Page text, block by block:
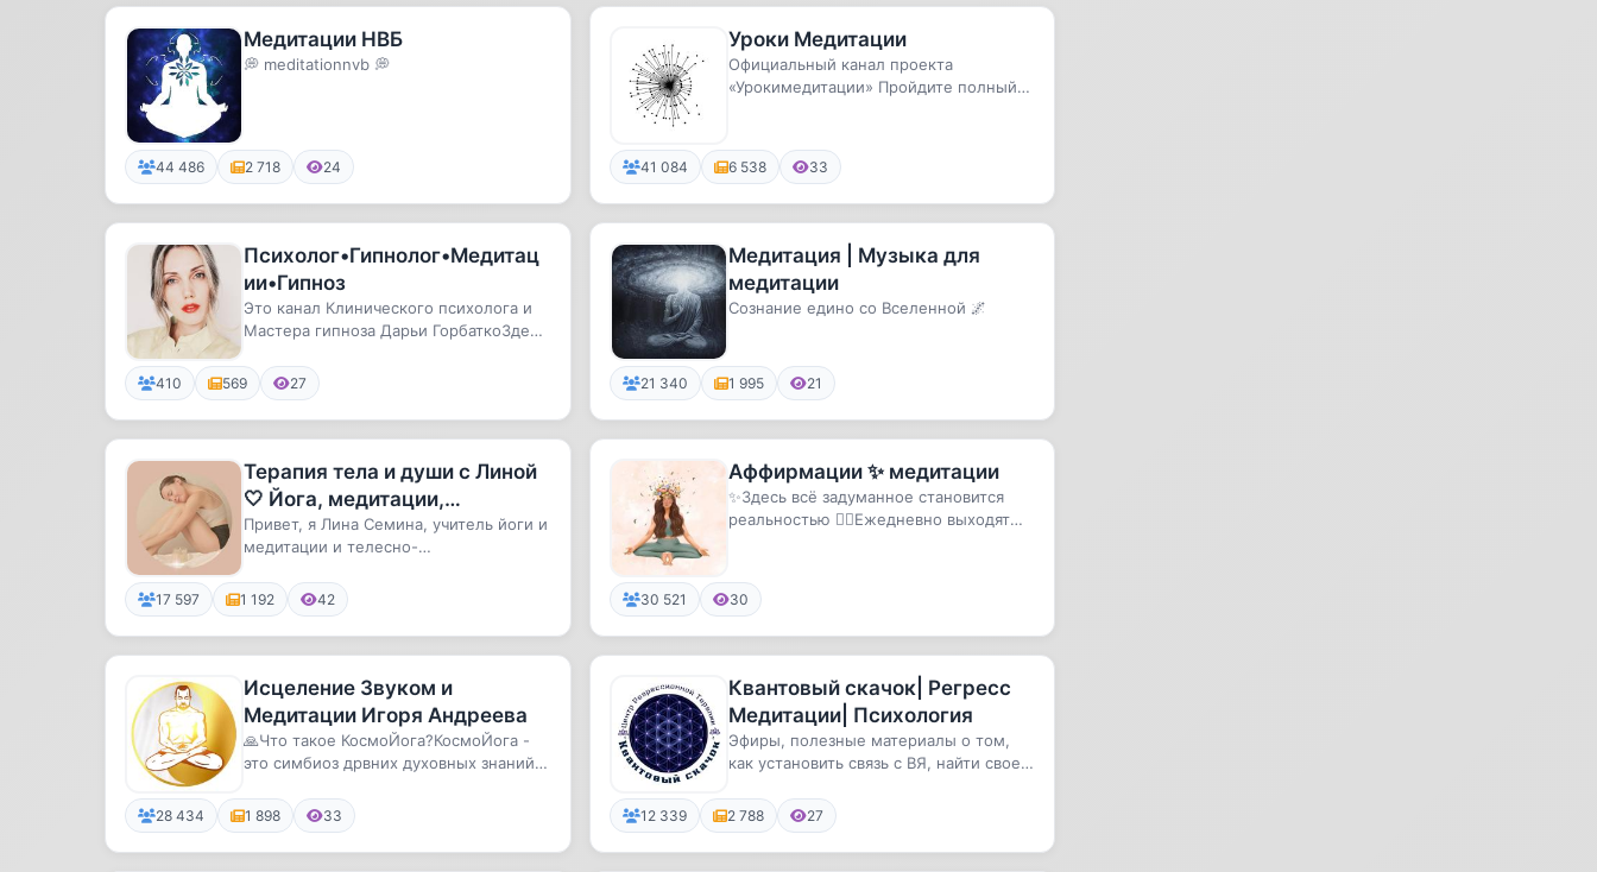
Медитации НВБ
💭 meditationnvb 💭
44 486 2 718 24
Уроки Медитации
Официальный канал проекта
«Урокимедитации» Пройдите полный
41 084 6 538 33
Психолог•Гипнолог•Медитац
ии•Гипноз
Это канал Клинического психолога и
Мастера гипноза Дарьи ГорбаткоЗдесь
410 569 27
Медитация | Музыка для
медитации
Сознание едино со Вселенной 🌌
21 340 1 995 21
Терапия тела и души с Линой
🤍 Йога, медитации,
осознанность
Привет, я Лина Семина, учитель йоги и
медитации и телесно-
канал...
17 597 1 192 42
Аффирмации ✨ медитации
✨Здесь всё задуманное становится
реальностью 🧘‍♀️Ежедневно выходят
30 521 30
Исцеление Звуком и
Медитации Игоря Андреева
🙏Что такое КосмоЙога?КосмоЙога -
это симбиоз дрвних духовных знаний,
28 434 1 898 33
Квантовый скачок| Регресс
Медитации| Психология
Эфиры, полезные материалы о том,
как установить связь с ВЯ, найти свое
12 339 2 788 27